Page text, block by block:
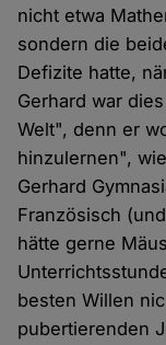
nicht etwa
sondern die
Defizite hatte,
Gerhard war
Welt", denn er
hinzulernen",
Gerhard
Französisch
hätte gerne
besten Willen
pubertierenden